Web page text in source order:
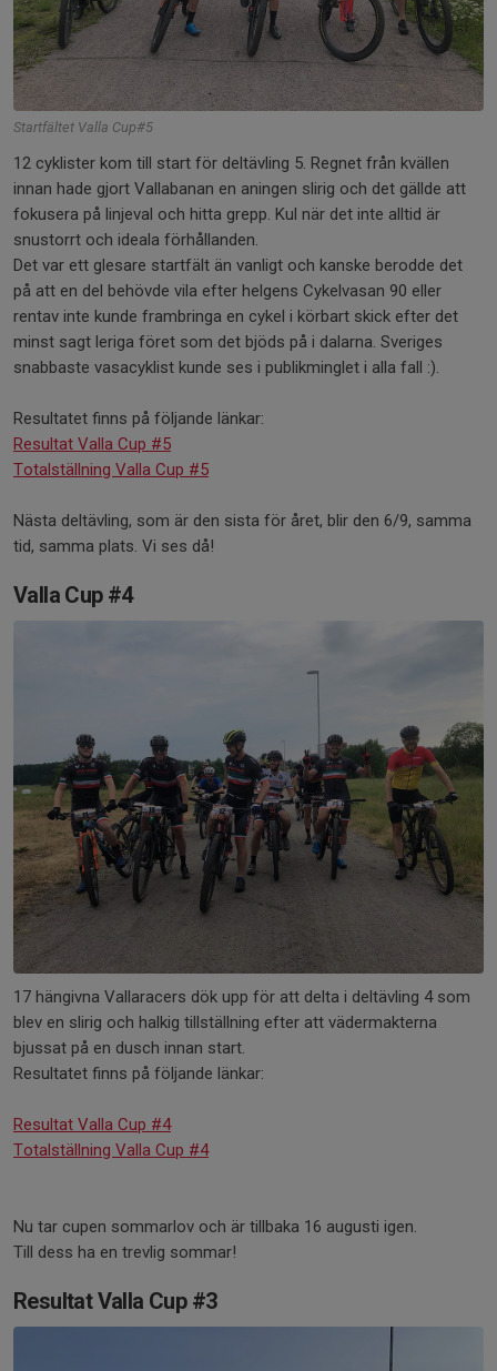
Startfältet Valla Cup#5
12 cyklister kom till start för deltävling 5. Regnet från kvällen
innan hade gjort Vallabanan en aningen slirig och det gällde att
fokusera på linjeval och hitta grepp. Kul när det inte alltid är
snustorrt och ideala förhållanden.
Det var ett glesare startfält än vanligt och kanske berodde det
på att en del behövde vila efter helgens Cykelvasan 90 eller
rentav inte kunde frambringa en cykel i körbart skick efter det
minst sagt leriga föret som det bjöds på i dalarna. Sveriges
snabbaste vasacyklist kunde ses i publikminglet i alla fall :).
Resultatet finns på följande länkar:
Resultat Valla Cup #5
Totalställning Valla Cup #5
Nästa deltävling, som är den sista för året, blir den 6/9, samma
tid, samma plats. Vi ses då!
Valla Cup #4
17 hängivna Vallaracers dök upp för att delta i deltävling 4 som
blev en slirig och halkig tillställning efter att vädermakterna
bjussat på en dusch innan start.
Resultatet finns på följande länkar:
Resultat Valla Cup #4
Totalställning Valla Cup #4
Nu tar cupen sommarlov och är tillbaka 16 augusti igen.
Till dess ha en trevlig sommar!
Resultat Valla Cup #3